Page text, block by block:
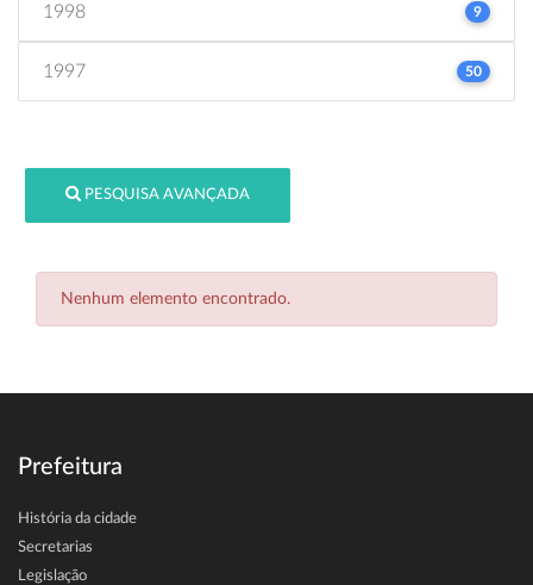
1998 9
1997 50
PESQUISA AVANÇADA
Nenhum elemento encontrado.
Prefeitura
História da cidade
Secretarias
Legislação